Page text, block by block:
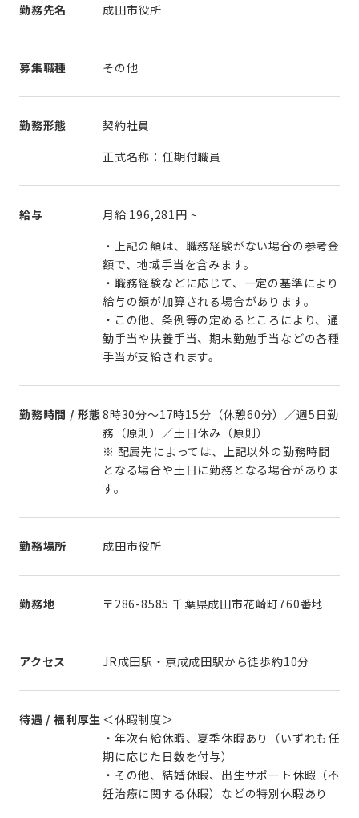
勤務先名 成田市役所
募集職種 その他
勤務形態
契約社員
正式名称：任期付職員
給与 月給 196,281円 ~
・上記の額は、職務経験がない場合の参考金
額で、地域手当を含みます。
・職務経験などに応じて、一定の基準により
給与の額が加算される場合があります。
・この他、条例等の定めるところにより、通
勤手当や扶養手当、期末勤勉手当などの各種
手当が支給されます。
勤務時間 / 形態8時30分～17時15分（休憩60分）／週5日勤
務（原則）／土日休み（原則）
※ 配属先によっては、上記以外の勤務時間
となる場合や土日に勤務となる場合がありま
す。
勤務場所 成田市役所
勤務地 〒286-8585 千葉県成田市花崎町760番地
アクセス JR成田駅・京成成田駅から徒歩約10分
待遇 / 福利厚生 ＜休暇制度＞
・年次有給休暇、夏季休暇あり（いずれも任
期に応じた日数を付与）
・その他、結婚休暇、出生サポート休暇（不
妊治療に関する休暇）などの特別休暇あり